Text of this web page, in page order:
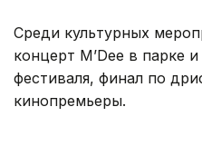
Среди культурных
концерт M’Dee в парке
фестиваля, финал по
кинопремьеры.